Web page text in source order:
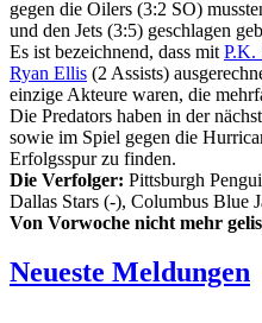
gegen die Oilers (3:2 SO)
und den Jets (3:5) geschlagen
Es ist bezeichnend, dass mit P.K.
Ryan Ellis (2 Assists)
einzige Akteure waren, die
Die Predators haben in der
sowie im Spiel gegen die
Erfolgsspur zu finden.
Die Verfolger: Pittsburgh
Dallas Stars (-), Columbus Blue
Von Vorwoche nicht mehr
Neueste Meldungen